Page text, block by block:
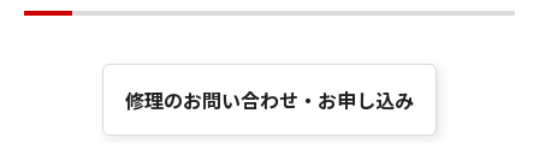
修理のお問い合わせ・お申し込み